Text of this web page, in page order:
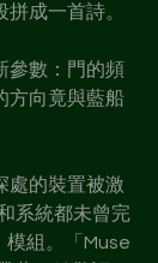
成一首詩。
參數：門的頻
方向竟與藍船
處的裝置被激
系統都未曾完
模組。「Muse